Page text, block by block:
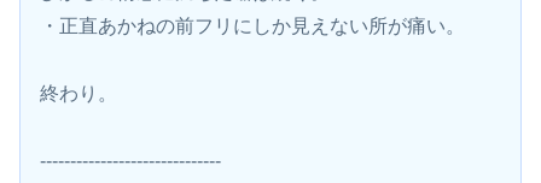
・正直あかねの前フリにしか見えない所が痛い。
終わり。
------------------------------